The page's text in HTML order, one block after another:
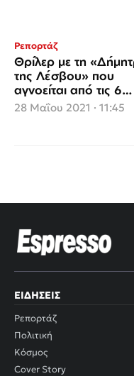
Ρεπορτάζ
Θρίλερ με τη
της Λέσβου» που
αγνοείται από τις 6
Απριλίου (video)
28 Μαΐου 2021 · 11:45
ΕΙΔΉΣΕΙΣ
Ρεπορτάζ
Πολιτική
Κόσμος
Cover Story